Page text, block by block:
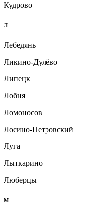
Кудрово
Л
Лебедянь
Ликино-Дулёво
Липецк
Лобня
Ломоносов
Лосино-Петровский
Луга
Лыткарино
Люберцы
М